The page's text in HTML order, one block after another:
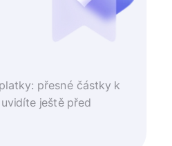
přesné částky k
ještě před